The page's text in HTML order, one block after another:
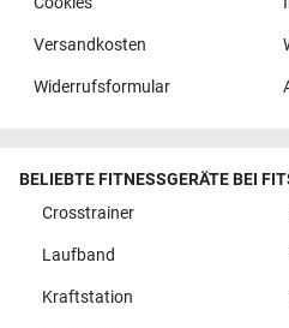
Versandkosten
Widerrufsformular
BELIEBTE FITNESSGERÄTE BEI
Crosstrainer
Laufband
Kraftstation